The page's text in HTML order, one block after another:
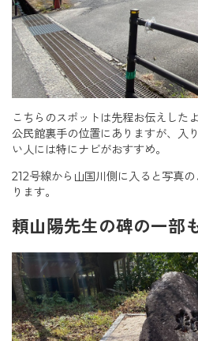
こちらのスポットは先程お伝えした
公民館裏手の位置にありますが、入
い人には特にナビがおすすめ。
212号線から山国川側に入ると写真
ります。
頼山陽先生の碑の一部